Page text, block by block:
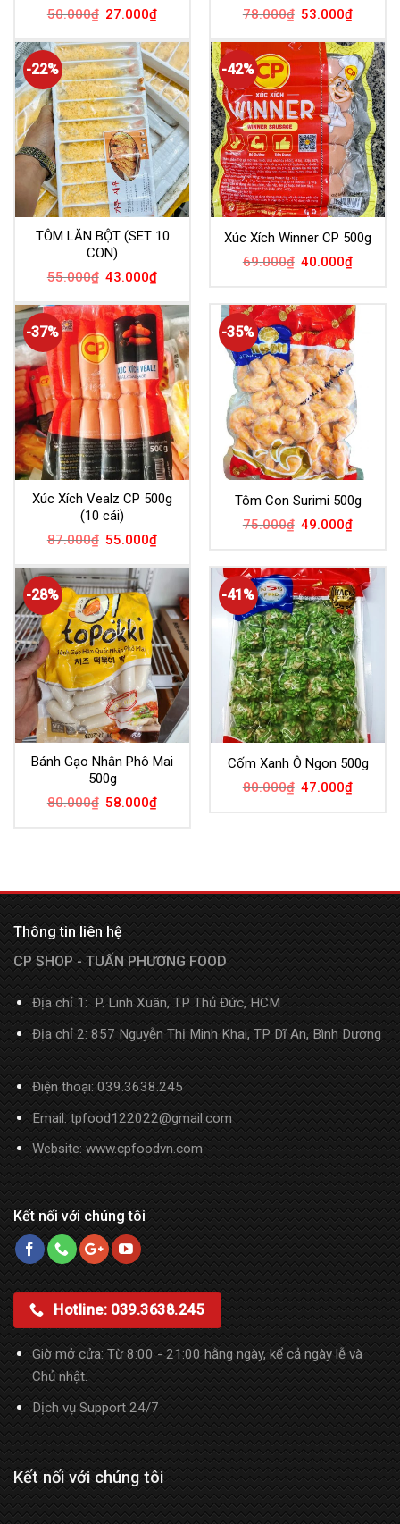
50.000₫ 27.000₫
78.000₫ 53.000₫
-22%
TÔM LĂN BỘT (SET 10
CON)
55.000₫ 43.000₫
-42%
Xúc Xích Winner CP 500g
69.000₫ 40.000₫
-37%
Xúc Xích Vealz CP 500g
(10 cái)
87.000₫ 55.000₫
-35%
Tôm Con Surimi 500g
75.000₫ 49.000₫
-28%
Bánh Gạo Nhân Phô Mai
500g
80.000₫ 58.000₫
-41%
Cốm Xanh Ô Ngon 500g
80.000₫ 47.000₫
Thông tin liên hệ
CP SHOP - TUẤN PHƯƠNG FOOD
Địa chỉ 1: P. Linh Xuân, TP Thủ Đức, HCM
Địa chỉ 2: 857 Nguyễn Thị Minh Khai, TP Dĩ An, Bình Dương
Điện thoại:039.3638.245
Email: tpfood122022@gmail.com
Website: www.cpfoodvn.com
Kết nối với chúng tôi
Hotline: 039.3638.245
Giờ mở cửa: Từ 8:00 - 21:00 hằng ngày, kể cả ngày lễ và
Chủ nhật.
Dịch vụ Support 24/7
Kết nối với chúng tôi